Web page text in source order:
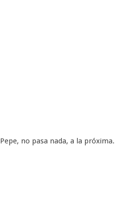
Pepe, no pasa nada, a la próxima.